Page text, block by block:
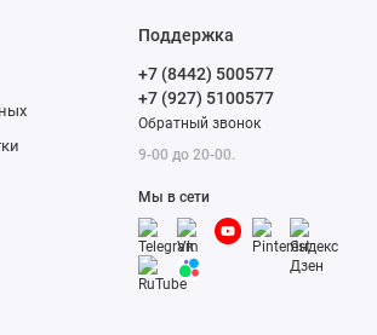
Поддержка
+7 (8442) 500577
+7 (927) 5100577
Обратный звонок
9-00 до 20-00.
Мы в сети